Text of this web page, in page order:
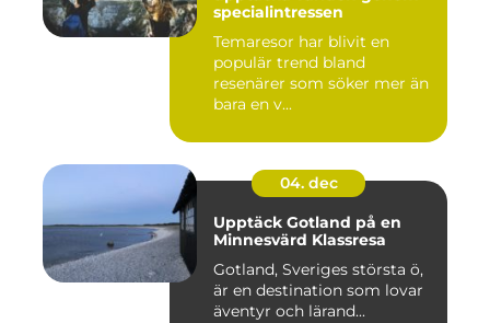
specialintressen
Temaresor har blivit en
populär trend bland
resenärer som söker mer än
bara en v...
04. dec
Upptäck Gotland på en
Minnesvärd Klassresa
Gotland, Sveriges största ö,
är en destination som lovar
äventyr och lärand...